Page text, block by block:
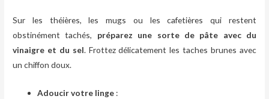
Sur les théières, les mugs ou les cafetières qui restent
obstinément tachés, préparez une sorte de pâte avec du
vinaigre et du sel. Frottez délicatement les taches brunes avec
un chiffon doux.
Adoucir votre linge :